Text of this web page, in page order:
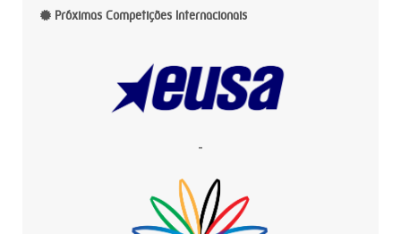
Próximas Competições Internacionais
-